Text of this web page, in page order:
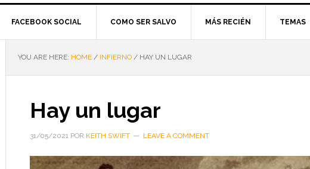
FACEBOOK SOCIAL COMO SER SALVO MÁS RECIÉN TEMAS
YOU ARE HERE: HOME / INFIERNO / HAY UN LUGAR
Hay un lugar
31/05/2021 POR KEITH SWIFT LEAVE A COMMENT